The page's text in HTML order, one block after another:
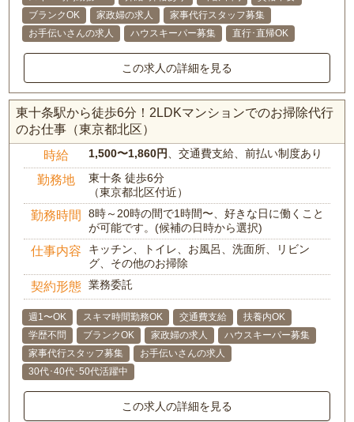
ブランクOK
家政婦の求人
家事代行スタッフ募集
お手伝いさんの求人
ハウスキーパー募集 直行･直帰OK
この求人の詳細を見る
東十条駅から徒歩6分！2LDKマンションでのお掃除代行
のお仕事（東京都北区）
時給 1,500〜1,860円 、交通費支給、前払い制度あり
勤務地
東十条 徒歩6分
（東京都北区付近）
勤務時間
8時～20時の間で1時間〜、好きな日に働くこと
が可能です。(候補の日時から選択)
仕事内容
キッチン、トイレ、お風呂、洗面所、リビン
グ、その他のお掃除
契約形態 業務委託
週1〜OK スキマ時間勤務OK 交通費支給
扶養内OK
学歴不問
ブランクOK 家政婦の求人
ハウスキーパー募集
家事代行スタッフ募集
お手伝いさんの求人
30代･40代･50代活躍中
この求人の詳細を見る